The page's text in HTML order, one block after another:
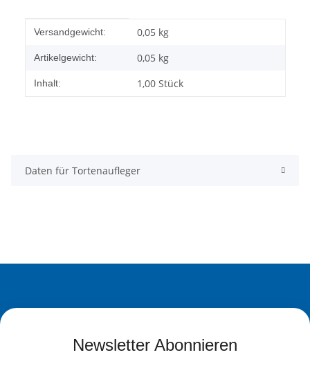
Produkteigenschaft
Wert
Versandgewicht: 0,05 kg
Artikelgewicht: 0,05 kg
Inhalt: 1,00 Stück
Daten für Tortenaufleger
Newsletter Abonnieren